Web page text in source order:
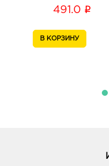
Курск
Здание 4Б
График
398004,
491.0 i